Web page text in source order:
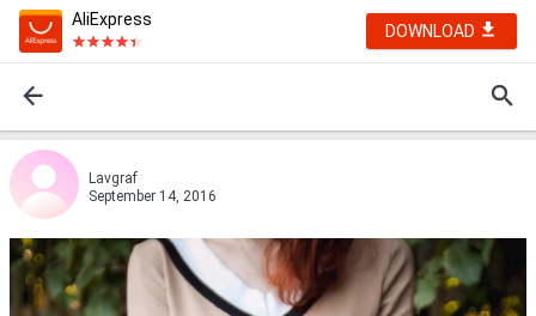
AliExpress
DOWNLOAD
Lavgraf
September 14, 2016